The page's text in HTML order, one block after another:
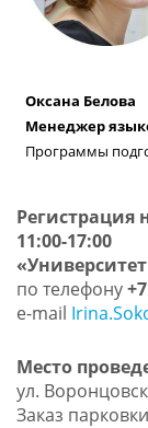
Оксана Белова
Менеджер
Программы
Регистрация
11:00-17:00
по телефону
e-mail
Место
ул.
Заказ